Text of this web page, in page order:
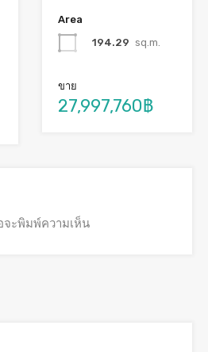
Area
194.29 sq.m.
ขาย
27,997,760฿
จะพิมพ์ความเห็น